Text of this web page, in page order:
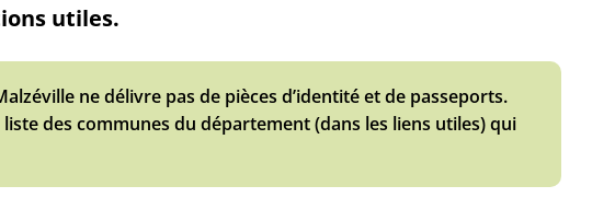
utiles.
ne délivre pas de pièces d’identité et de passeports.
des communes du département (dans les liens utiles) qui